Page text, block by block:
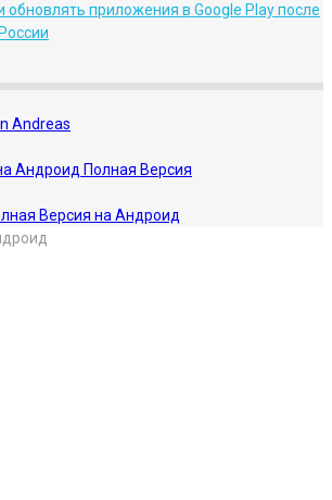
обновлять приложения в Google Play после
Andreas
Андроид Полная Версия
Версия на Андроид